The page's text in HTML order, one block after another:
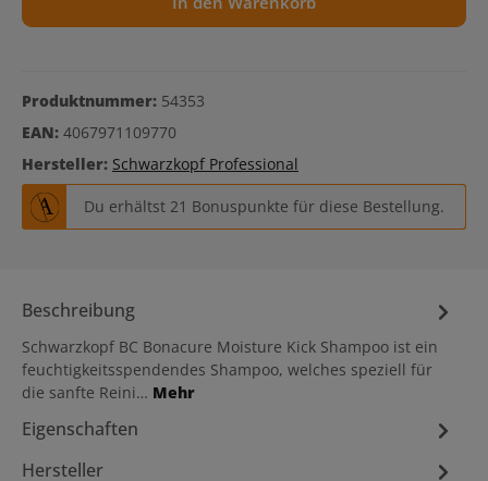
Produktnummer: 54353
EAN: 4067971109770
Hersteller: Schwarzkopf Professional
Du erhältst 21 Bonuspunkte für diese Bestellung.
Beschreibung
Schwarzkopf BC Bonacure Moisture Kick Shampoo ist ein
feuchtigkeitsspendendes Shampoo, welches speziell für
die sanfte Reini… Mehr
Eigenschaften
Hersteller